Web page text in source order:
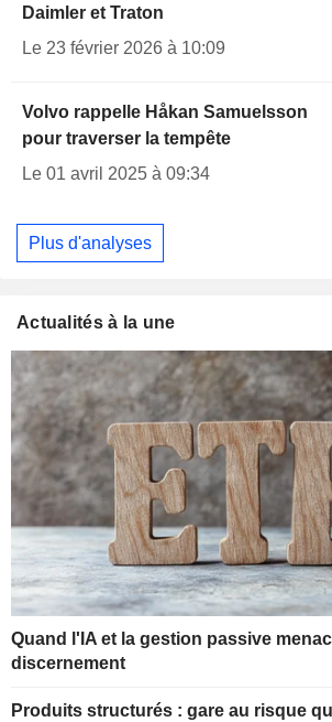
Daimler et Traton
Le 23 février 2026 à 10:09
Volvo rappelle Håkan Samuelsson
pour traverser la tempête
Le 01 avril 2025 à 09:34
Plus d'analyses
Actualités à la une
Quand l'IA et la gestion passive
discernement
Produits structurés : gare au risque